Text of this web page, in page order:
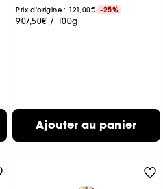
Prix d'origine : 121,00€ -25%
907,50€ / 100g
Ajouter au panier